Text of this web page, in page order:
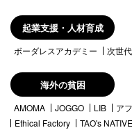
起業支援・人材育成
ボーダレスアカデミー 次世
海外の貧困
AMOMA JOGGO LIB ア
Ethical Factory
TAO's